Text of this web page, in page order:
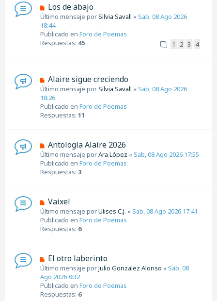
s
a
j
e
N
u
e
v
o
a
j
e
Los de abajo
Último mensaje porSilvia Savall «Sab, 08 Ago 2026
18:44
Publicado en Foro de Poemas
Respuestas: 45 1 2 3 4
N
u
e
v
o
s
a
j
e
Alaire sigue creciendo
Último mensaje porSilvia Savall «Sab, 08 Ago 2026
18:26
Publicado en Foro de Poemas
Respuestas: 11
N
u
e
v
n
s
a
j
Antología Alaire 2026
Último mensaje porAra López «Sab, 08 Ago 2026 17:55
Publicado en Foro de Poemas
Respuestas: 3
N
u
e
v
n
s
a
j
e
Vaixel
Último mensaje porUlises C.J. «Sab, 08 Ago 2026 17:41
Publicado en Foro de Poemas
Respuestas: 6
N
u
e
v
o
El otro laberinto
Último mensaje porJulio Gonzalez Alonso «Sab, 08
Ago 2026 8:32
Publicado en Foro de Poemas
Respuestas: 6